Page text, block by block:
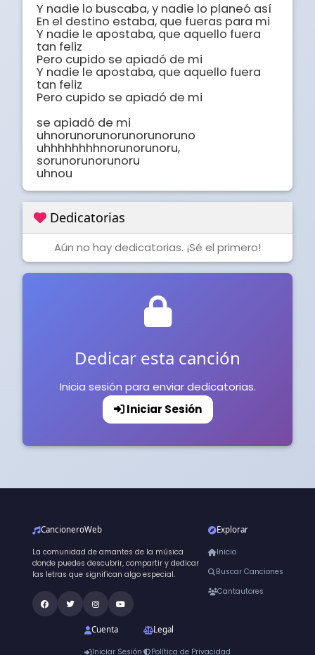
Y nadie lo buscaba, y nadie lo planeó así
En el destino estaba, que fueras para mi
Y nadie le apostaba, que aquello fuera
tan feliz
Pero cupido se apiadó de mi
Y nadie le apostaba, que aquello fuera
tan feliz
Pero cupido se apiadó de mi
se apiadó de mi
uhnorunorunorunorunoruno
uhhhhhhhhnorunorunoru,
sorunorunorunoru
uhnou
Dedicatorias
Aún no hay dedicatorias. ¡Sé el primero!
Dedicar esta canción
Inicia sesión para enviar dedicatorias.
Iniciar Sesión
CancioneroWeb
La comunidad de amantes de la música
donde puedes descubrir, compartir y dedicar
las letras que significan algo especial.
Explorar
Inicio
Buscar Canciones
Cantautores
Cuenta
Iniciar Sesión
Legal
Política de Privacidad